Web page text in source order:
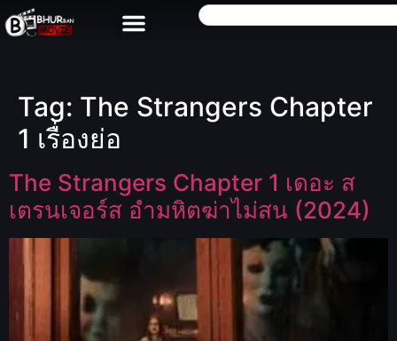
Tag: The Strangers Chapter
1 เรื่องย่อ
The Strangers Chapter 1 เดอะ ส
เตรนเจอร์ส อำมหิตฆ่าไม่สน (2024)